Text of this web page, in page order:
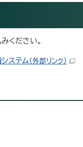
ください。
ステム （外部リンク）